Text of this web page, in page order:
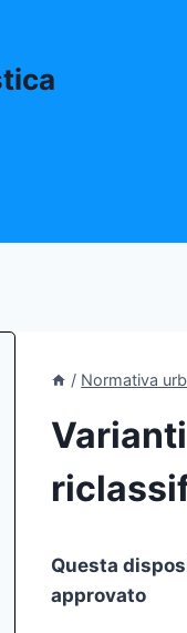
/ Normativa
Questa
approvato